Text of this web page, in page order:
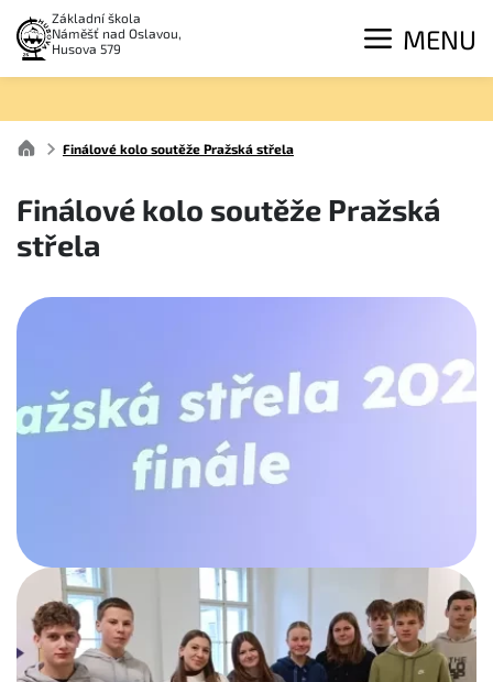
Základní škola
Náměšť nad Oslavou,
Husova 579
MENU
Finálové kolo soutěže Pražská střela
Finálové kolo soutěže Pražská
střela